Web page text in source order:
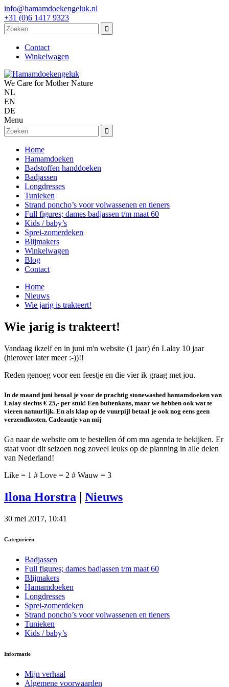
info@hamamdoekengeluk.nl
+31 (0)6 1417 9323
Contact
Winkelwagen
We Care for Mother Nature
NL
EN
DE
Menu
Home
Hamamdoeken
Badstoffen handdoeken
Badjassen
Longdresses
Tunieken
Strand poncho’s voor volwassenen en tieners
Full figures; dames badjassen t/m maat 60
Kids / baby’s
Sprei-zomerdeken
Blijmakers
Winkelwagen
Blog
Contact
Home
Nieuws
Wie jarig is trakteert!
Wie jarig is trakteert!
Vandaag ikzelf en in juni m'n website (1 jaar) én Lalay 10 jaar
(hierover later meer :-))!!
Reden genoeg voor een feestje en die vier ik graag met jou.
In de maand juni betaal je voor de prachtig stonewashed hamamdoeken van
Lalay slechts € 25,- per stuk! Een buitenkans, maar we hebben ook wat te
vieren natuurlijk. En als klap op de vuurpijl betaal je ook nog eens geen
verzendkosten. Cadeautje van mij
Ga naar de website om te bestellen óf om mn agenda te bekijken. Er
staat voor dit seizoen nog zoveel leuks op de planning in alle delen
van Nederland!
Like = 1 # Love = 2 # Wauw = 3
Ilona Horstra | Nieuws
30 mei 2017, 10:41
Categorieën
Badjassen
Full figures; dames badjassen t/m maat 60
Blijmakers
Hamamdoeken
Longdresses
Sprei-zomerdeken
Strand poncho’s voor volwassenen en tieners
Tunieken
Kids / baby’s
Informatie
Mijn verhaal
Algemene voorwaarden